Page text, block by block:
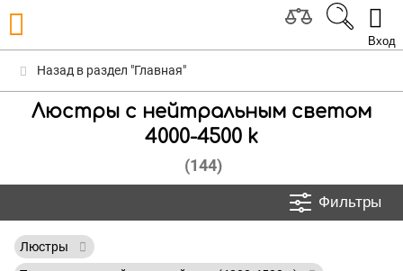
Вход
Назад в раздел "Главная"
Люстры с нейтральным светом
4000-4500 k
(144)
Фильтры
Люстры